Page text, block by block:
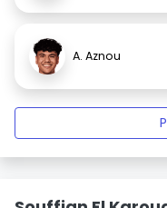
A. Aznou